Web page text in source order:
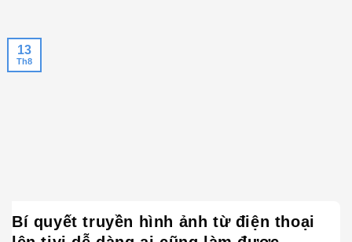
Bí quyết truyền hình ảnh từ điện thoại
13
Th8